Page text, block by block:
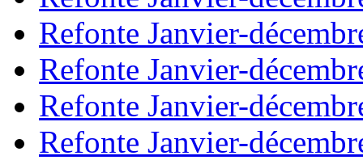
Refonte Janvier-
Refonte Janvier-
Refonte Janvier-
Refonte Janvier-